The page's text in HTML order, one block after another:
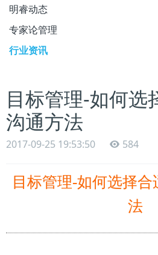
明睿动态
专家论管理
行业资讯
目标管理-如何选
沟通方法
2017-09-25 19:53:50 584
目标管理-如何选择
法